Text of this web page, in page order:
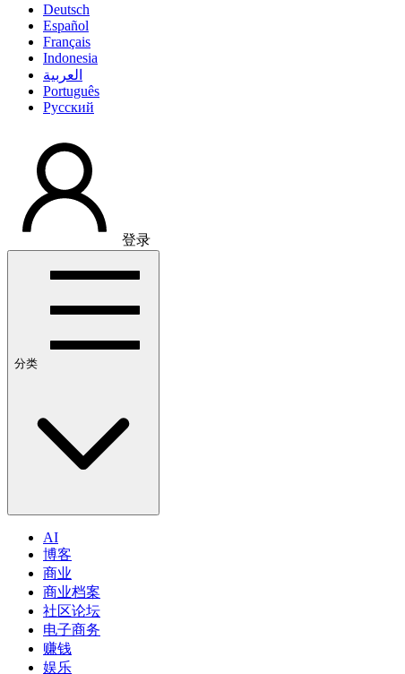
Deutsch
Español
Français
Indonesia
العربية
Português
Pусский
登录
分类
AI
博客
商业
商业档案
社区论坛
电子商务
赚钱
娱乐